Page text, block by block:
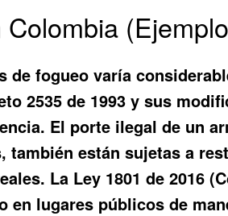
fogueo varía
2535 de 1993 y sus
El porte ilegal de un
también están sujetas a
La Ley 1801 de 2016
en lugares públicos de